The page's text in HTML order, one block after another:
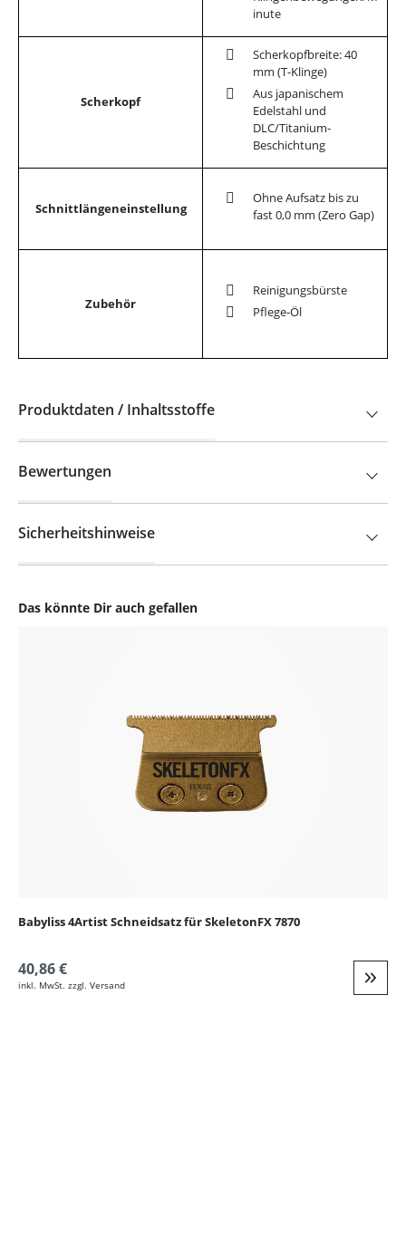
Das könnte Dir auch gefallen
Babyliss 4Artist Schneidsatz für SkeletonFX 7870
40,86 €
inkl. MwSt. zzgl. Versand
inute
Scherkopf
Scherkopfbreite: 40
mm (T-Klinge)
Aus japanischem
Edelstahl und
DLC/Titanium-
Beschichtung
Schnittlängeneinstellung
Ohne Aufsatz bis zu
fast 0,0 mm (Zero Gap)
Zubehör
Reinigungsbürste
Pflege-Öl
Produktdaten / Inhaltsstoffe
Bewertungen
Sicherheitshinweise